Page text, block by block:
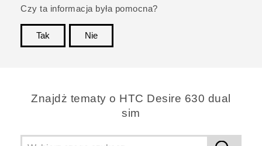
Czy ta informacja była pomocna?
Tak
Nie
Znajdż tematy o HTC Desire 630 dual
sim